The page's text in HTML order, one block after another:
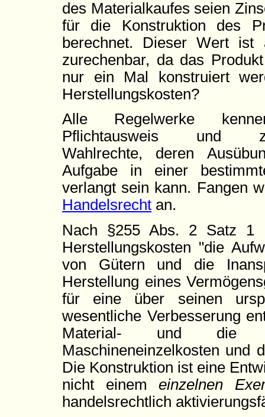
des Materialkaufes seien
für die Konstruktion des
berechnet. Dieser Wert ist
zurechenbar, da das
nur ein Mal konstruiert
Herstellungskosten?
Alle Regelwerke
Pflichtausweis und
Wahlrechte, deren
Aufgabe in einer
verlangt sein kann. Fangen
Handelsrecht an.
Nach §255 Abs. 2 Satz 1
Herstellungskosten "die
von Gütern und die
Herstellung eines
für eine über seinen
wesentliche Verbesserung
Material- und die
Maschineneinzelkosten und
Die Konstruktion ist eine
nicht einemeinzelnen
handelsrechtlich